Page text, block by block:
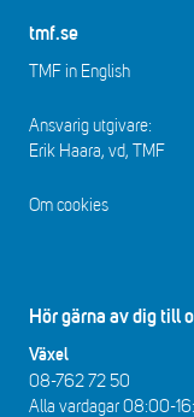
tmf.se
TMF in English
Ansvarig utgivare:
Erik Haara, vd, TMF
Om cookies
Hör gärna av dig till
Växel
08-762 72 50
Alla vardagar 08:00-